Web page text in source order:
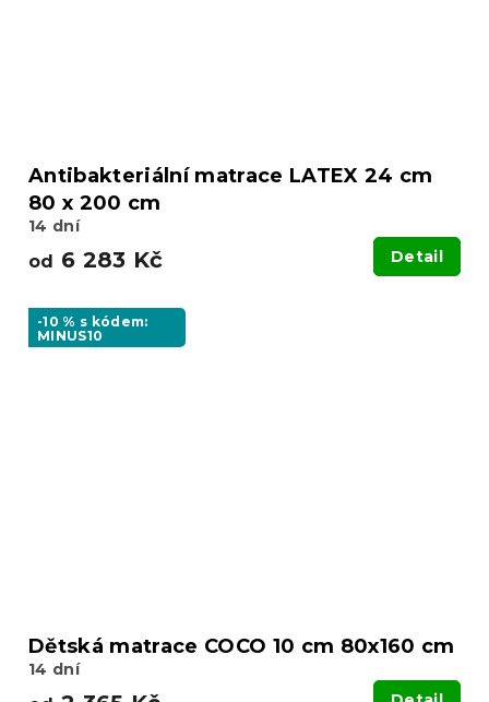
Antibakteriální matrace LATEX 24 cm
80 x 200 cm
14 dní
od 6 283 Kč Detail
-10 % s kódem:
MINUS10
Dětská matrace COCO 10 cm 80x160 cm
14 dní